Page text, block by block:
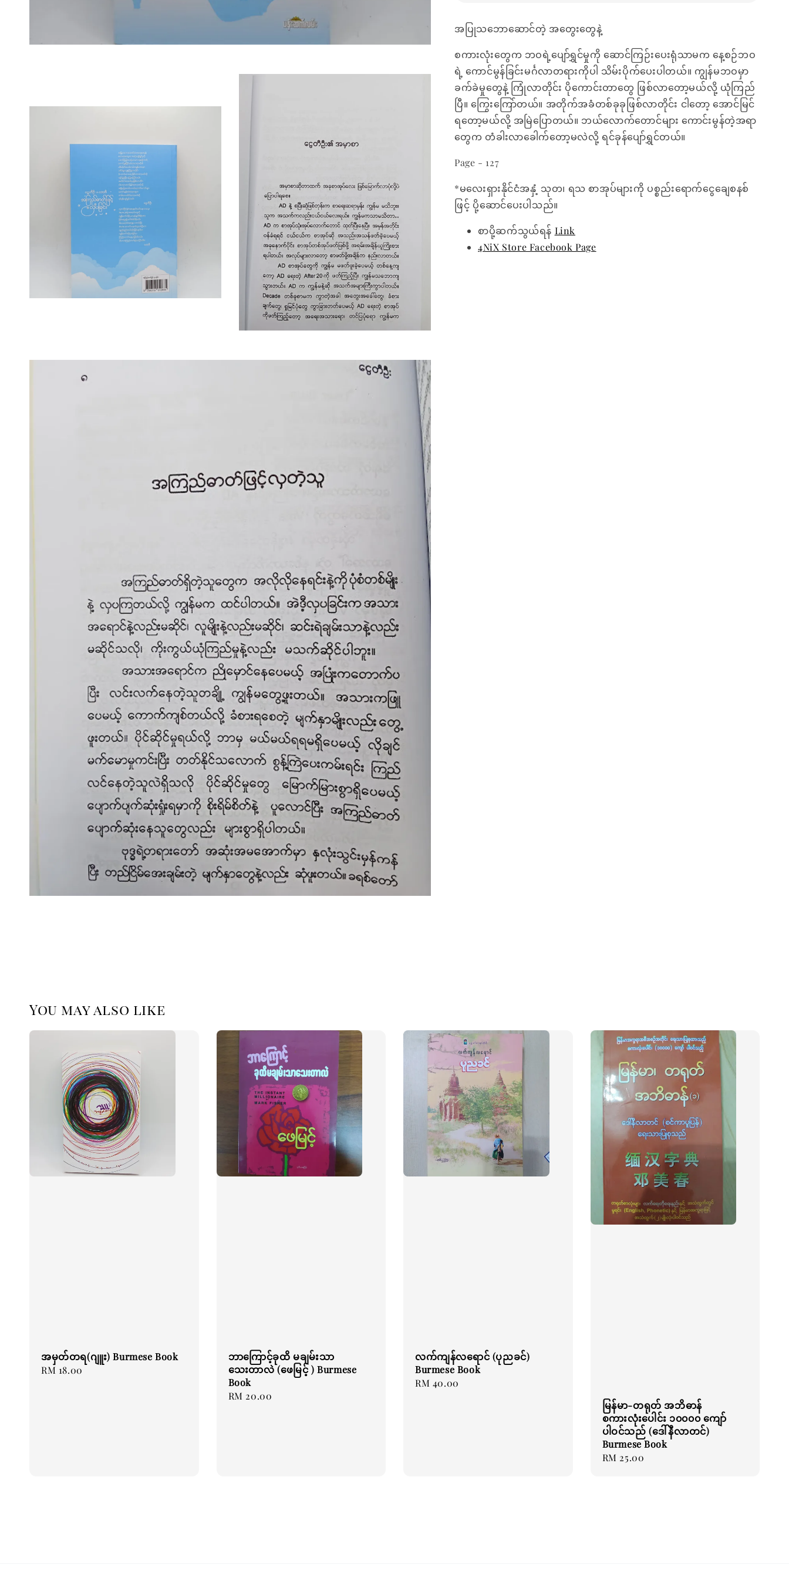
အပြုသဘောဆောင်တဲ့ အတွေးတွေနဲ့
စကားလုံးတွေက ဘဝရဲ့ပျော်ရွှင်မှုကို ဆောင်ကြဉ်းပေးရုံသာမက နေ့စဉ်ဘဝ
ရဲ့ ကောင်မွန်ခြင်းမင်္ဂလာတရားကိုပါ သိမ်းပိုက်ပေးပါတယ်။ ကျွန်မဘဝမှာ
ခက်ခဲမှုတွေနဲ့ ကြုံလာတိုင်း ပိုကောင်းတာတွေ ဖြစ်လာတော့မယ်လို့ ယုံကြည်
ပြီ။ ကြွေးကြော်တယ်။ အတိုက်အခံတစ်ခုခုဖြစ်လာတိုင်း ငါတော့ အောင်မြင်
ရတော့မယ်လို့ အမြဲပြောတယ်။ ဘယ်လောက်တောင်များ ကောင်းမွန်တဲ့အရာ
တွေက တံခါးလာခေါက်တော့မလဲလို့ ရင်ခုန်ပျော်ရွှင်တယ်။
Page - 127
*မလေးရှားနိုင်ငံအနှံ့ သုတ၊ ရသ စာအုပ်များကို ပစ္စည်းရောက်ငွေချေစနစ်
ဖြင့် ပို့ဆောင်ပေးပါသည်။
စာပို့ဆက်သွယ်ရန် Link
4NiX Store Facebook Page
You may also like
အမှတ်တရ(ဂျူး) Burmese Book
Regular
RM 18.00
ဘာကြောင့်ခုထိ မချမ်းသာ
သေးတာလဲ (ဖေမြင့် ) Burmese
Book
Regular
RM 20.00
လက်ကျန်လရောင် (ပုညခင်)
Burmese Book
Regular
RM 40.00
မြန်မာ-တရုတ် အဘိဓာန်
စကားလုံးပေါင်း ၁၀၀၀၀ ကျော်
ပါဝင်သည် (ဒေါ်နီလာတင်)
Burmese Book
Regular
RM 25.00